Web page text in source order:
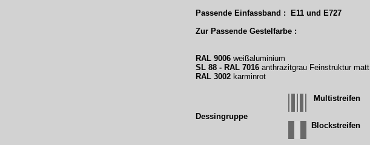
Passende Einfassband : E11 und E727
Zur Passende Gestelfarbe :
RAL 9006 weißaluminium
SL 88 - RAL 7016 anthrazitgrau Feinstruktur matt
RAL 3002 karminrot
Dessingruppe
Multistreifen
Blockstreifen